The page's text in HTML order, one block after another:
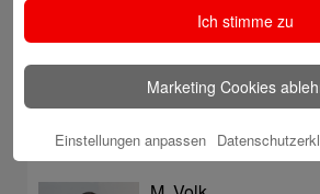
Digitale Apotheke in der
Fränkisch-Crumbach eröffnet
Sparkasse stärkt das soziale
Odenwaldkreis
Autoren
Ich stimme zu
Marketing Cookies
Einstellungen anpassen